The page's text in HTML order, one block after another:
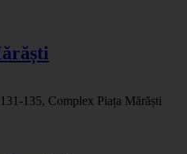
135, Complex Piața Mărăști